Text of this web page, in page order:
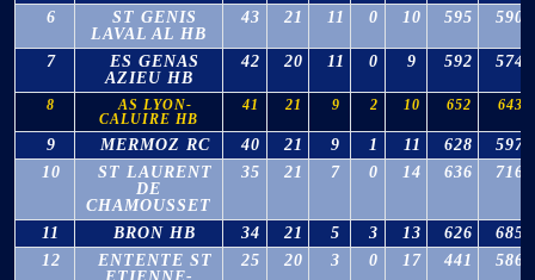
6
ST GENIS
LAVAL AL HB
43 21 11 0 10 595 590
7
ES GENAS
AZIEU HB
42 20 11 0 9 592 574
8
AS LYON-
CALUIRE HB
41 21 9 2 10 652 643
9 MERMOZ RC 40 21 9 1 11 628
597
10
ST LAURENT
DE
CHAMOUSSET
35 21 7 0 14 636 716
11 BRON HB 34 21 5 3 13 626
685
12
ENTENTE ST
25 20 3 0 17 441 586